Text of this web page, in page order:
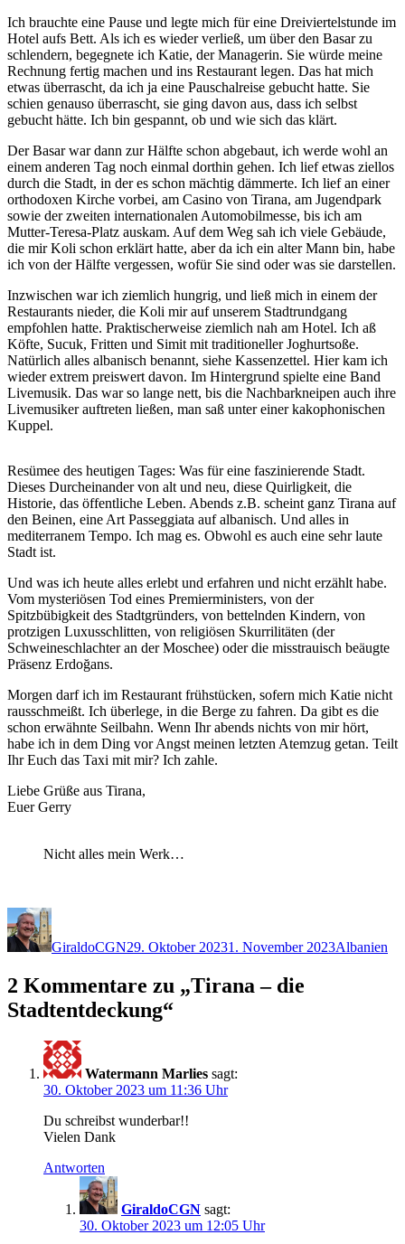
Ich brauchte eine Pause und legte mich für eine Dreiviertelstunde im
Hotel aufs Bett. Als ich es wieder verließ, um über den Basar zu
schlendern, begegnete ich Katie, der Managerin. Sie würde meine
Rechnung fertig machen und ins Restaurant legen. Das hat mich
etwas überrascht, da ich ja eine Pauschalreise gebucht hatte. Sie
schien genauso überrascht, sie ging davon aus, dass ich selbst
gebucht hätte. Ich bin gespannt, ob und wie sich das klärt.
Der Basar war dann zur Hälfte schon abgebaut, ich werde wohl an
einem anderen Tag noch einmal dorthin gehen. Ich lief etwas ziellos
durch die Stadt, in der es schon mächtig dämmerte. Ich lief an einer
orthodoxen Kirche vorbei, am Casino von Tirana, am Jugendpark
sowie der zweiten internationalen Automobilmesse, bis ich am
Mutter-Teresa-Platz auskam. Auf dem Weg sah ich viele Gebäude,
die mir Koli schon erklärt hatte, aber da ich ein alter Mann bin, habe
ich von der Hälfte vergessen, wofür Sie sind oder was sie darstellen.
Inzwischen war ich ziemlich hungrig, und ließ mich in einem der
Restaurants nieder, die Koli mir auf unserem Stadtrundgang
empfohlen hatte. Praktischerweise ziemlich nah am Hotel. Ich aß
Köfte, Sucuk, Fritten und Simit mit traditioneller Joghurtsoße.
Natürlich alles albanisch benannt, siehe Kassenzettel. Hier kam ich
wieder extrem preiswert davon. Im Hintergrund spielte eine Band
Livemusik. Das war so lange nett, bis die Nachbarkneipen auch ihre
Livemusiker auftreten ließen, man saß unter einer kakophonischen
Kuppel.
Resümee des heutigen Tages: Was für eine faszinierende Stadt.
Dieses Durcheinander von alt und neu, diese Quirligkeit, die
Historie, das öffentliche Leben. Abends z.B. scheint ganz Tirana auf
den Beinen, eine Art Passeggiata auf albanisch. Und alles in
mediterranem Tempo. Ich mag es. Obwohl es auch eine sehr laute
Stadt ist.
Und was ich heute alles erlebt und erfahren und nicht erzählt habe.
Vom mysteriösen Tod eines Premierministers, von der
Spitzbübigkeit des Stadtgründers, von bettelnden Kindern, von
protzigen Luxusschlitten, von religiösen Skurrilitäten (der
Schweineschlachter an der Moschee) oder die misstrauisch beäugte
Präsenz Erdoğans.
Morgen darf ich im Restaurant frühstücken, sofern mich Katie nicht
rausschmeißt. Ich überlege, in die Berge zu fahren. Da gibt es die
schon erwähnte Seilbahn. Wenn Ihr abends nichts von mir hört,
habe ich in dem Ding vor Angst meinen letzten Atemzug getan. Teilt
Ihr Euch das Taxi mit mir? Ich zahle.
Liebe Grüße aus Tirana,
Euer Gerry
Nicht alles mein Werk…
Autor
GiraldoCGN29. Oktober 20231. November 2023Albanien
2 Kommentare zu „Tirana – die
Stadtentdeckung“
Watermann Marlies sagt:
30. Oktober 2023 um 11:36 Uhr
Du schreibst wunderbar!!
Vielen Dank
Antworten
GiraldoCGN sagt:
30. Oktober 2023 um 12:05 Uhr